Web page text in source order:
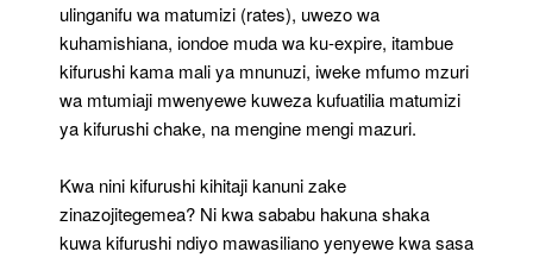
ulinganifu wa matumizi (rates), uwezo wa
kuhamishiana, iondoe muda wa ku-expire, itambue
kifurushi kama mali ya mnunuzi, iweke mfumo mzuri
wa mtumiaji mwenyewe kuweza kufuatilia matumizi
ya kifurushi chake, na mengine mengi mazuri.
Kwa nini kifurushi kihitaji kanuni zake
zinazojitegemea? Ni kwa sababu hakuna shaka
kuwa kifurushi ndiyo mawasiliano yenyewe kwa sasa